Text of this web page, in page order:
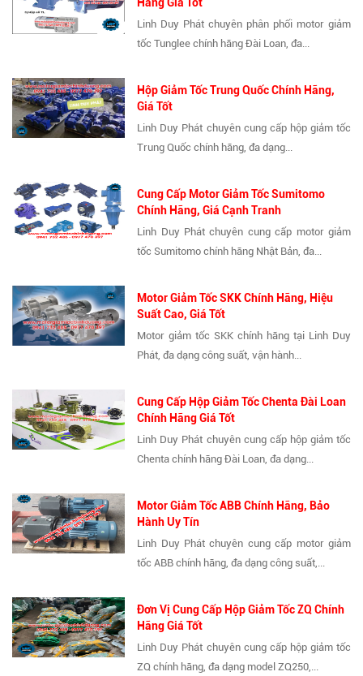
Linh Duy Phát chuyên phân phối motor giảm
tốc Tunglee chính hãng Đài Loan, đa...
Hộp Giảm Tốc Trung Quốc Chính Hãng,
Giá Tốt
Linh Duy Phát chuyên cung cấp hộp giảm tốc
Trung Quốc chính hãng, đa dạng...
Cung Cấp Motor Giảm Tốc Sumitomo
Chính Hãng, Giá Cạnh Tranh
Linh Duy Phát chuyên cung cấp motor giảm
tốc Sumitomo chính hãng Nhật Bản, đa...
Motor Giảm Tốc SKK Chính Hãng, Hiệu
Suất Cao, Giá Tốt
Motor giảm tốc SKK chính hãng tại Linh Duy
Phát, đa dạng công suất, vận hành...
Cung Cấp Hộp Giảm Tốc Chenta Đài Loan
Chính Hãng Giá Tốt
Linh Duy Phát chuyên cung cấp hộp giảm tốc
Chenta chính hãng Đài Loan, đa dạng...
Motor Giảm Tốc ABB Chính Hãng, Bảo
Hành Uy Tín
Linh Duy Phát chuyên cung cấp motor giảm
tốc ABB chính hãng, đa dạng công suất,...
Đơn Vị Cung Cấp Hộp Giảm Tốc ZQ Chính
Hãng Giá Tốt
Linh Duy Phát chuyên cung cấp hộp giảm tốc
ZQ chính hãng, đa dạng model ZQ250,...